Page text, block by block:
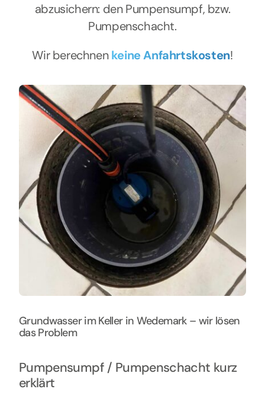
abzusichern: den Pumpensumpf, bzw.
Pumpenschacht.
Wir berechnenkeine Anfahrtskosten!
Grundwasser im Keller in Wedemark – wir lösen
das Problem
Pumpensumpf / Pumpenschacht kurz
erklärt